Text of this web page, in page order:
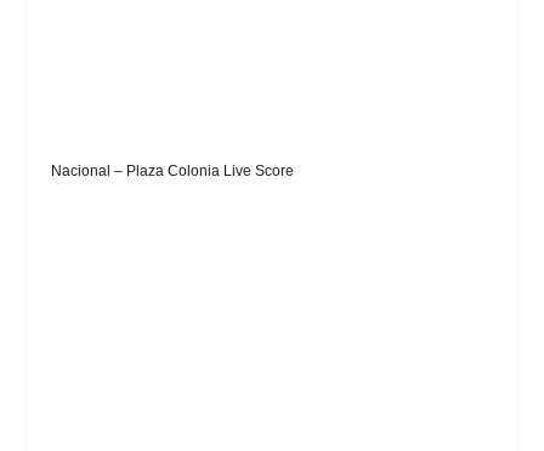
Nacional – Plaza Colonia Live Score